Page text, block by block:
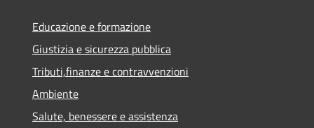
Educazione e formazione
Giustizia e sicurezza pubblica
Tributi,finanze e contravvenzioni
Ambiente
Salute, benessere e assistenza